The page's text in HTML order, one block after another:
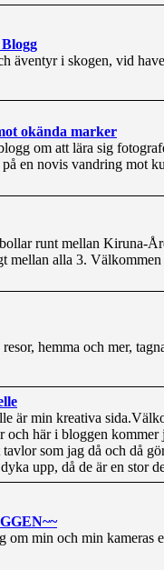
äventyr i skogen, vid
okända marker
om att lära sig
en novis vandring mot
runt mellan Kiruna-
mellan alla 3.
hemma och mer,
är min kreativa
och här i bloggen
tavlor som jag då och då
upp, då de är en stor
om min och min kameras